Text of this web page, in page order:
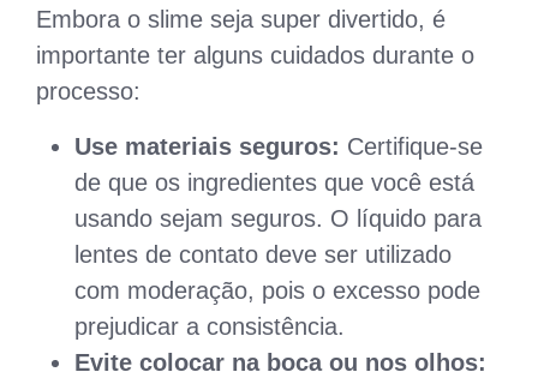
Embora o slime seja super divertido, é
importante ter alguns cuidados durante o
processo:
Use materiais seguros: Certifique-se
de que os ingredientes que você está
usando sejam seguros. O líquido para
lentes de contato deve ser utilizado
com moderação, pois o excesso pode
prejudicar a consistência.
Evite colocar na boca ou nos olhos: